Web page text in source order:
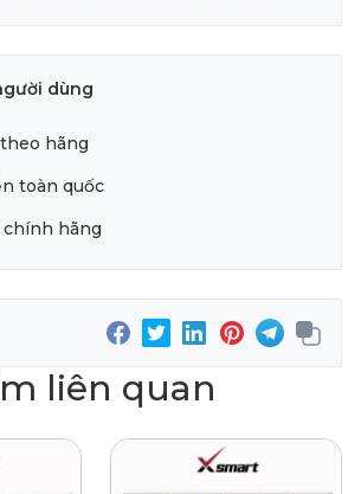
dùng
hãng
toàn quốc
chính hãng
liên quan